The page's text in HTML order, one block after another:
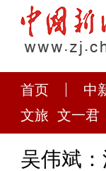
首页 中
文旅 文一君
吴伟斌